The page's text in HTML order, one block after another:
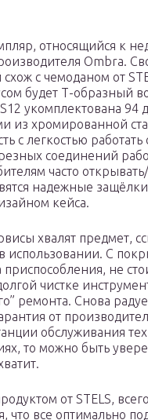
относящийся к
Ombra.
с чемоданом от
будет Т-образный
укомплектована 94
из хромированной
с легкостью
соединений
часто
надежные
кейса.
хвалят предмет,
использовании. С
не
чистке
ремонта. Снова
от
обслуживания
то можно быть
от STELS,
что все оптимально